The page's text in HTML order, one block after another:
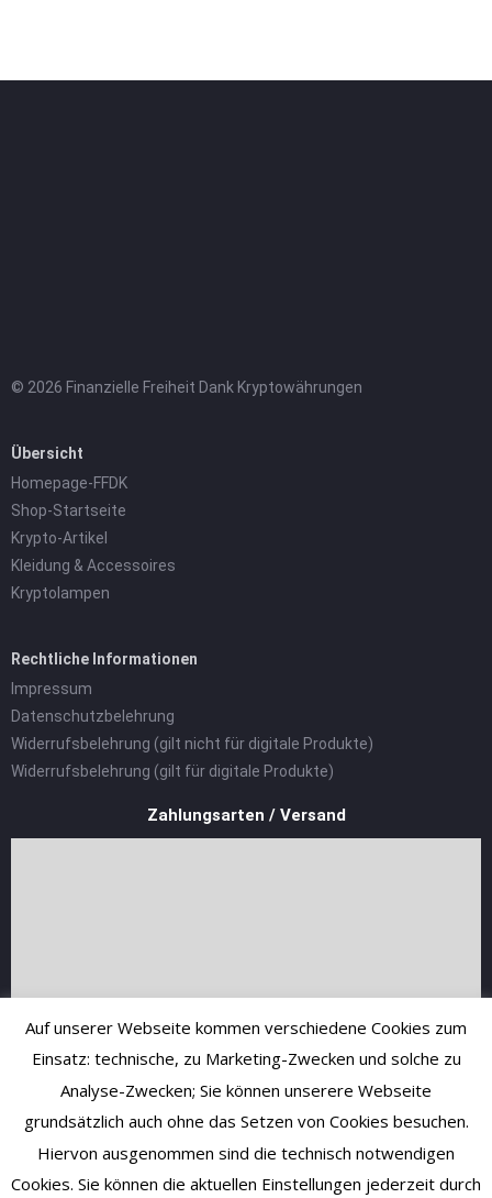
© 2026 Finanzielle Freiheit Dank Kryptowährungen
Übersicht
Homepage-FFDK
Shop-Startseite
Krypto-Artikel
Kleidung & Accessoires
Kryptolampen
Rechtliche Informationen
Impressum
Datenschutzbelehrung
Widerrufsbelehrung (gilt nicht für digitale Produkte)
Widerrufsbelehrung (gilt für digitale Produkte)
Zahlungsarten / Versand
Auf unserer Webseite kommen verschiedene Cookies zum
Einsatz: technische, zu Marketing-Zwecken und solche zu
Analyse-Zwecken; Sie können unserere Webseite
grundsätzlich auch ohne das Setzen von Cookies besuchen.
Hiervon ausgenommen sind die technisch notwendigen
Cookies. Sie können die aktuellen Einstellungen jederzeit durch